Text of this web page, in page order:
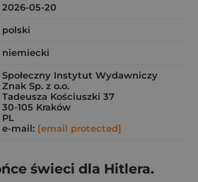
2026-05-20
polski
niemiecki
Społeczny Instytut Wydawniczy
Znak Sp. z o.o.
Tadeusza Kościuszki 37
30-105 Kraków
PL
e-mail: [email protected]
świeci dla Hitlera.